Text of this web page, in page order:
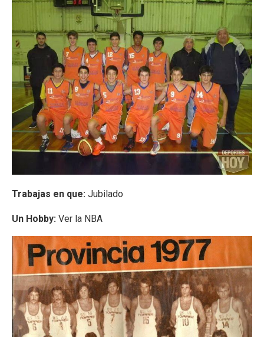
Trabajas en que: Jubilado
Un Hobby: Ver la NBA